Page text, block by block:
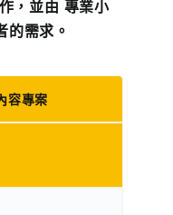
，並由 專業小
的需求。
容專案